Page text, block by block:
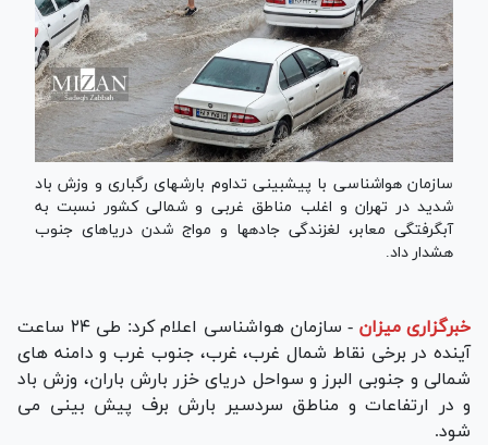
سازمان هواشناسی با پیشبینی تداوم بارشهای رگباری و وزش باد
شدید در تهران و اغلب مناطق غربی و شمالی کشور نسبت به
آبگرفتگی معابر، لغزندگی جادهها و مواج شدن دریاهای جنوب
هشدار داد.
خبرگزاری میزان -
سازمان هواشناسی اعلام کرد: طی ۲۴ ساعت
آینده در برخی نقاط شمال غرب، غرب، جنوب غرب و دامنه های
شمالی و جنوبی البرز و سواحل دریای خزر بارش باران، وزش باد
و در ارتفاعات و مناطق سردسیر بارش برف پیش بینی می
شود.